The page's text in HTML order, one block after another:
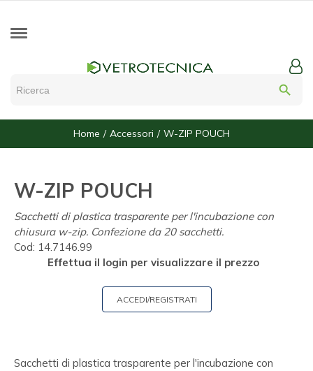
search
Home Accessori W-ZIP POUCH
W-ZIP POUCH
Sacchetti di plastica trasparente per l'incubazione con
chiusura w-zip. Confezione da 20 sacchetti.
Cod: 14.7146.99
Effettua il login per visualizzare il prezzo
ACCEDI/REGISTRATI
Sacchetti di plastica trasparente per l'incubazione con